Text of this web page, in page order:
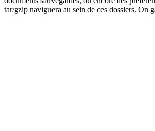
tar/gzip naviguera au sein de ces dossiers. On